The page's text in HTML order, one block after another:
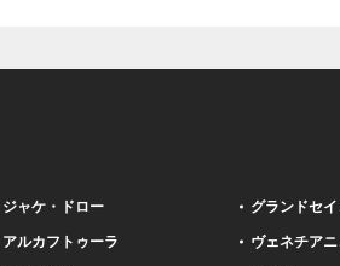
ジャケ・ドロー
アルカフトゥーラ
グランドセ
ヴェネチアニ